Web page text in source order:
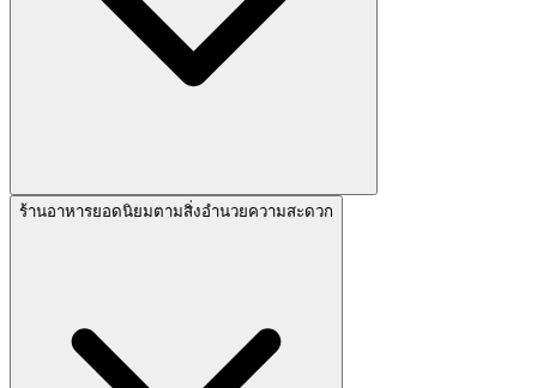
ร้านอาหารยอดนิยมตามสิ่งอำนวยความสะดวก